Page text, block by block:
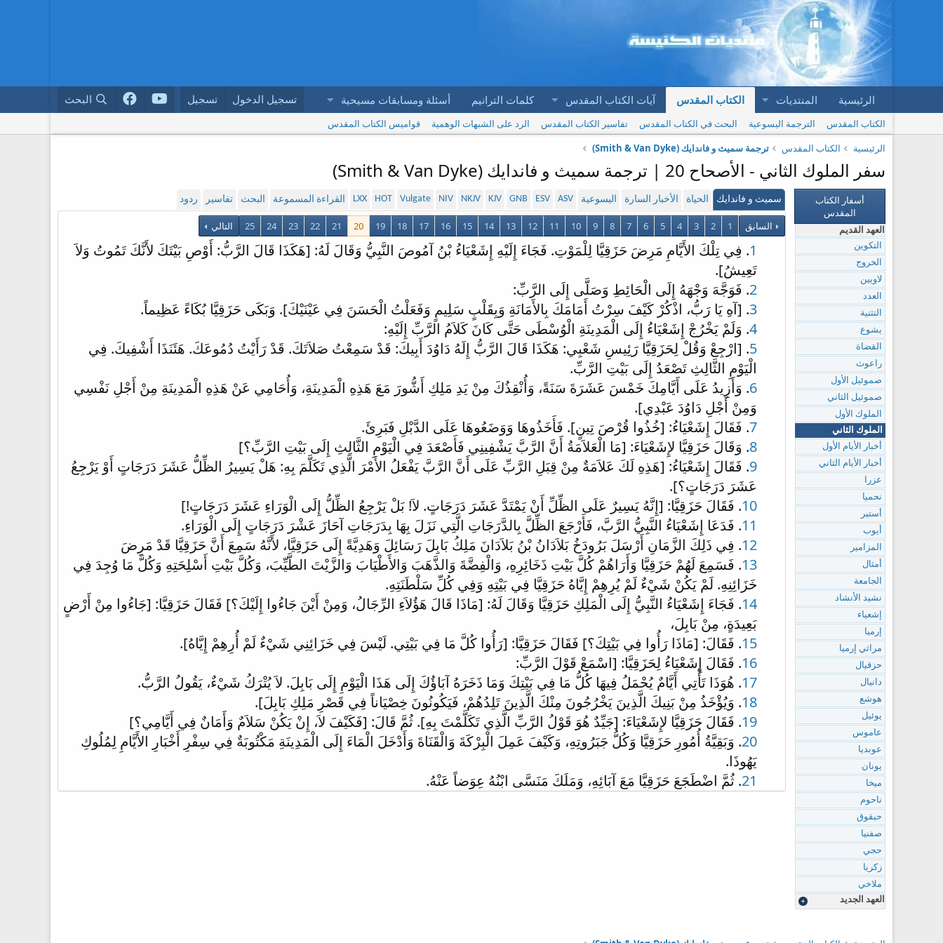
الرئيسية المنتديات الكتاب المقدس آيات الكتاب المقدس كلمات الترانيم أسئلة ومسابقات مسيحية تسجيل الدخول تسجيل البحث
الكتاب المقدس الترجمة اليسوعية البحث في الكتاب المقدس تفاسير الكتاب المقدس الرد على الشبهات الوهمية
قواميس الكتاب المقدس
الرئيسية
الكتاب المقدس ترجمة سميث و فاندايك (Smith & Van Dyke)
سفر الملوك الثاني - الأصحاح 20 | ترجمة سميث و فاندايك (Smith & Van Dyke)
سميث و فاندايك الحياة الأخبار السارة اليسوعية ASV
ESV
GNB
KJV
NKJV
NIV
Vulgate
HOT
LXX القراءة المسموعة البحث تفاسير ردود
السابق 1
2
3
4
5
6
7
8
9
10
11
12
13
14
15
16
17
18
19
20
21
22
23
24
25 التالي
1. فِي تِلْكَ الأَيَّامِ مَرِضَ حَزَقِيَّا لِلْمَوْتِ. فَجَاءَ إِلَيْهِ إِشَعْيَاءُ بْنُ آمُوصَ النَّبِيُّ وَقَالَ لَهُ: [هَكَذَا قَالَ الرَّبُّ: أَوْصِ بَيْتَكَ لأَنَّكَ تَمُوتُ وَلاَ
تَعِيشُ].
2. فَوَجَّهَ وَجْهَهُ إِلَى الْحَائِطِ وَصَلَّى إِلَى الرَّبِّ:
3. [آهِ يَا رَبُّ، اذْكُرْ كَيْفَ سِرْتُ أَمَامَكَ بِالأَمَانَةِ وَبِقَلْبٍ سَلِيمٍ وَفَعَلْتُ الْحَسَنَ فِي عَيْنَيْكَ]. وَبَكَى حَزَقِيَّا بُكَاءً عَظِيماً.
4. وَلَمْ يَخْرُجْ إِشَعْيَاءُ إِلَى الْمَدِينَةِ الْوُسْطَى حَتَّى كَانَ كَلاَمُ الرَّبِّ إِلَيْهِ:
5. [ارْجِعْ وَقُلْ لِحَزَقِيَّا رَئِيسِ شَعْبِي: هَكَذَا قَالَ الرَّبُّ إِلَهُ دَاوُدَ أَبِيكَ: قَدْ سَمِعْتُ صَلاَتَكَ. قَدْ رَأَيْتُ دُمُوعَكَ. هَئَنَذَا أَشْفِيكَ. فِي
الْيَوْمِ الثَّالِثِ تَصْعَدُ إِلَى بَيْتِ الرَّبِّ.
6. وَأَزِيدُ عَلَى أَيَّامِكَ خَمْسَ عَشَرَةَ سَنَةً، وَأُنْقِذُكَ مِنْ يَدِ مَلِكِ أَشُّورَ مَعَ هَذِهِ الْمَدِينَةِ، وَأُحَامِي عَنْ هَذِهِ الْمَدِينَةِ مِنْ أَجْلِ نَفْسِي
وَمِنْ أَجْلِ دَاوُدَ عَبْدِي].
7. فَقَالَ إِشَعْيَاءُ: [خُذُوا قُرْصَ تِينٍ]. فَأَخَذُوهَا وَوَضَعُوهَا عَلَى الدَّبْلِ فَبَرِئَ.
8. وَقَالَ حَزَقِيَّا لإِشَعْيَاءَ: [مَا الْعَلاَمَةُ أَنَّ الرَّبَّ يَشْفِينِي فَأَصْعَدَ فِي الْيَوْمِ الثَّالِثِ إِلَى بَيْتِ الرَّبِّ؟]
9. فَقَالَ إِشَعْيَاءُ: [هَذِهِ لَكَ عَلاَمَةٌ مِنْ قِبَلِ الرَّبِّ عَلَى أَنَّ الرَّبَّ يَفْعَلُ الأَمْرَ الَّذِي تَكَلَّمَ بِهِ: هَلْ يَسِيرُ الظِّلُّ عَشَرَ دَرَجَاتٍ أَوْ يَرْجِعُ
عَشَرَ دَرَجَاتٍ؟].
10. فَقَالَ حَزَقِيَّا: [إِنَّهُ يَسِيرٌ عَلَى الظِّلِّ أَنْ يَمْتَدَّ عَشَرَ دَرَجَاتٍ. لاَ! بَلْ يَرْجِعُ الظِّلُّ إِلَى الْوَرَاءِ عَشَرَ دَرَجَاتٍ!]
11. فَدَعَا إِشَعْيَاءُ النَّبِيُّ الرَّبَّ، فَأَرْجَعَ الظِّلَّ بِالدَّرَجَاتِ الَّتِي نَزَلَ بِهَا بِدَرَجَاتِ آحَازَ عَشْرَ دَرَجَاتٍ إِلَى الْوَرَاءِ.
12. فِي ذَلِكَ الزَّمَانِ أَرْسَلَ بَرُودَخُ بَلاَدَانُ بْنُ بَلاَدَانَ مَلِكُ بَابِلَ رَسَائِلَ وَهَدِيَّةً إِلَى حَزَقِيَّا، لأَنَّهُ سَمِعَ أَنَّ حَزَقِيَّا قَدْ مَرِضَ
13. فَسَمِعَ لَهُمْ حَزَقِيَّا وَأَرَاهُمْ كُلَّ بَيْتِ ذَخَائِرِهِ، وَالْفِضَّةَ وَالذَّهَبَ وَالأَطْيَابَ وَالزَّيْتَ الطَّيِّبَ، وَكُلَّ بَيْتِ أَسْلِحَتِهِ وَكُلَّ مَا وُجِدَ فِي
خَزَائِنِهِ. لَمْ يَكُنْ شَيْءٌ لَمْ يُرِهِمْ إِيَّاهُ حَزَقِيَّا فِي بَيْتِهِ وَفِي كُلِّ سَلْطَنَتِهِ.
14. فَجَاءَ إِشَعْيَاءُ النَّبِيُّ إِلَى الْمَلِكِ حَزَقِيَّا وَقَالَ لَهُ: [مَاذَا قَالَ هَؤُلاَءِ الرِّجَالُ، وَمِنْ أَيْنَ جَاءُوا إِلَيْكَ؟] فَقَالَ حَزَقِيَّا: [جَاءُوا مِنْ أَرْضٍ
بَعِيدَةٍ، مِنْ بَابِلَ،
15. فَقَالَ: [مَاذَا رَأُوا فِي بَيْتِكَ؟] فَقَالَ حَزَقِيَّا: [رَأُوا كُلَّ مَا فِي بَيْتِي. لَيْسَ فِي خَزَائِنِي شَيْءٌ لَمْ أُرِهِمْ إِيَّاهُ].
16. فَقَالَ إِشَعْيَاءُ لِحَزَقِيَّا: [اسْمَعْ قَوْلَ الرَّبِّ:
17. هُوَذَا تَأْتِي أَيَّامٌ يُحْمَلُ فِيهَا كُلُّ مَا فِي بَيْتِكَ وَمَا ذَخَرَهُ آبَاؤُكَ إِلَى هَذَا الْيَوْمِ إِلَى بَابِلَ. لاَ يُتْرَكُ شَيْءٌ، يَقُولُ الرَّبُّ.
18. وَيُؤْخَذُ مِنْ بَنِيكَ الَّذِينَ يَخْرُجُونَ مِنْكَ الَّذِينَ تَلِدُهُمْ، فَيَكُونُونَ خِصْيَاناً فِي قَصْرِ مَلِكِ بَابِلَ].
19. فَقَالَ حَزَقِيَّا لإِشَعْيَاءَ: [جَيِّدٌ هُوَ قَوْلُ الرَّبِّ الَّذِي تَكَلَّمْتَ بِهِ]. ثُمَّ قَالَ: [فَكَيْفَ لاَ، إِنْ يَكُنْ سَلاَمٌ وَأَمَانٌ فِي أَيَّامِي؟]
20. وَبَقِيَّةُ أُمُورِ حَزَقِيَّا وَكُلُّ جَبَرُوتِهِ، وَكَيْفَ عَمِلَ الْبِرْكَةَ وَالْقَنَاةَ وَأَدْخَلَ الْمَاءَ إِلَى الْمَدِينَةِ مَكْتُوبَةٌ فِي سِفْرِ أَخْبَارِ الأَيَّامِ لِمُلُوكِ
يَهُوذَا.
21. ثُمَّ اضْطَجَعَ حَزَقِيَّا مَعَ آبَائِهِ، وَمَلَكَ مَنَسَّى ابْنُهُ عِوَضاً عَنْهُ.
أسفار الكتاب
المقدس
العهد القديم
التكوين
الخروج
لاويين
العدد
التثنية
يشوع
القضاة
راعوث
صموئيل الأول
صموئيل الثاني
الملوك الأول
الملوك الثاني
أخبار الأيام الأول
أخبار الأيام الثاني
عزرا
نحميا
أستير
أيوب
المزامير
أمثال
الجامعة
نشيد الأنشاد
إشعياء
إرميا
مراثي إرميا
حزقيال
دانيال
هوشع
يوئيل
عاموس
عوبديا
يونان
ميخا
ناحوم
حبقوق
صفنيا
حجي
زكريا
ملاخي
العهد الجديد